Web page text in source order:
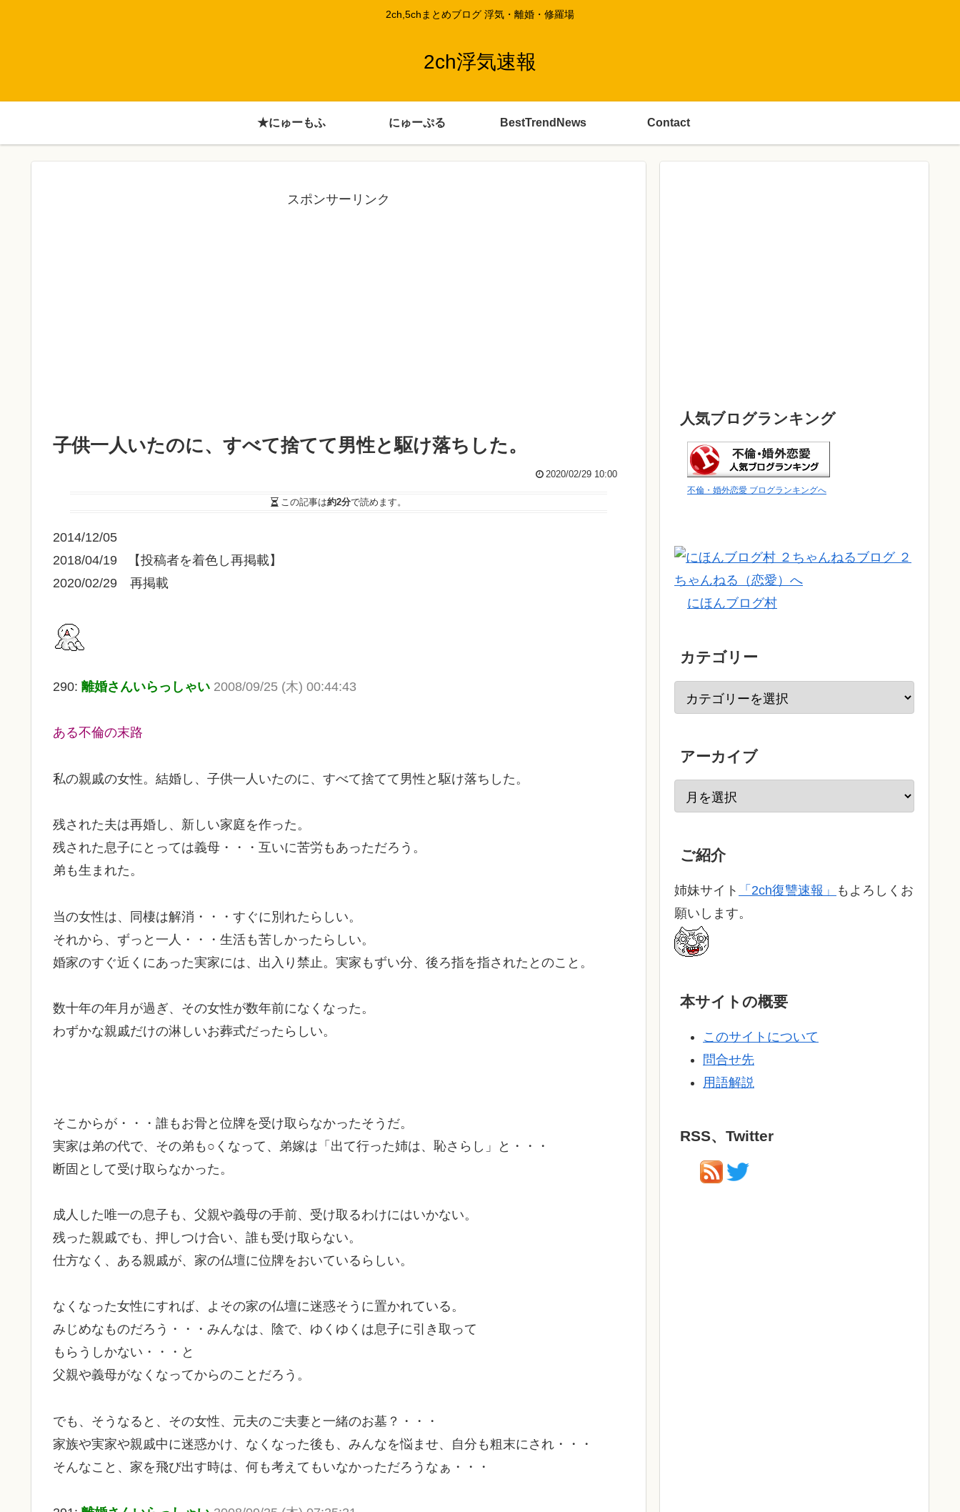
2ch,5chまとめブログ 浮気・離婚・修羅場
2ch浮気速報
★にゅーもふ にゅーぷる BestTrendNews Contact
スポンサーリンク
子供一人いたのに、すべて捨てて男性と駆け落ちした。
2020/02/29 10:00
この記事は約2分で読めます。
2014/12/05
2018/04/19 【投稿者を着色し再掲載】
2020/02/29 再掲載
290: 離婚さんいらっしゃい 2008/09/25 (木) 00:44:43
ある不倫の末路
私の親戚の女性。結婚し、子供一人いたのに、すべて捨てて男性と駆け落ちした。
残された夫は再婚し、新しい家庭を作った。
残された息子にとっては義母・・・互いに苦労もあっただろう。
弟も生まれた。
当の女性は、同棲は解消・・・すぐに別れたらしい。
それから、ずっと一人・・・生活も苦しかったらしい。
婚家のすぐ近くにあった実家には、出入り禁止。実家もずい分、後ろ指を指されたとのこと。
数十年の年月が過ぎ、その女性が数年前になくなった。
わずかな親戚だけの淋しいお葬式だったらしい。
そこからが・・・誰もお骨と位牌を受け取らなかったそうだ。
実家は弟の代で、その弟も○くなって、弟嫁は「出て行った姉は、恥さらし」と・・・
断固として受け取らなかった。
成人した唯一の息子も、父親や義母の手前、受け取るわけにはいかない。
残った親戚でも、押しつけ合い、誰も受け取らない。
仕方なく、ある親戚が、家の仏壇に位牌をおいているらしい。
なくなった女性にすれば、よその家の仏壇に迷惑そうに置かれている。
みじめなものだろう・・・みんなは、陰で、ゆくゆくは息子に引き取って
もらうしかない・・・と
父親や義母がなくなってからのことだろう。
でも、そうなると、その女性、元夫のご夫妻と一緒のお墓？・・・
家族や実家や親戚中に迷惑かけ、なくなった後も、みんなを悩ませ、自分も粗末にされ・・・
そんなこと、家を飛び出す時は、何も考えてもいなかっただろうなぁ・・・
人気ブログランキング
不倫・婚外恋愛 ブログランキングへ
にほんブログ村
カテゴリー
アーカイブ
ご紹介
姉妹サイト 「2ch復讐速報」
もよろしくお
願いします。
本サイトの概要
このサイトについて
問合せ先
用語解説
RSS、Twitter